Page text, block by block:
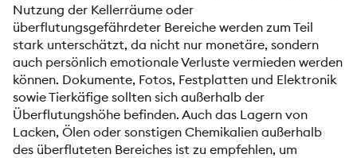
Nutzung der Kellerräume oder
überflutungsgefährdeter Bereiche werden zum Teil
stark unterschätzt, da nicht nur monetäre, sondern
auch persönlich emotionale Verluste vermieden werden
können. Dokumente, Fotos, Festplatten und Elektronik
sowie Tierkäfige sollten sich außerhalb der
Überflutungshöhe befinden. Auch das Lagern von
Lacken, Ölen oder sonstigen Chemikalien außerhalb
des überfluteten Bereiches ist zu empfehlen, um